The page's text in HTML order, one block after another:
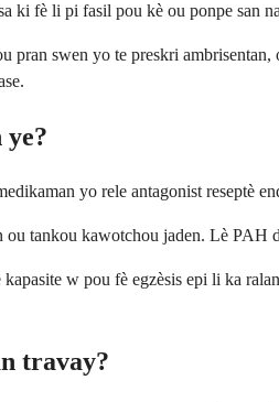
ki fè li pi fasil pou kè ou ponpe san
pran swen yo te preskri
yo rele antagonist reseptè
ou tankou kawotchou jaden. Lè PAH
kapasite w pou fè egzèsis epi li ka
travay?